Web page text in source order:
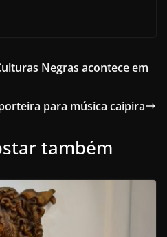
Negras acontece em
para música caipira
também